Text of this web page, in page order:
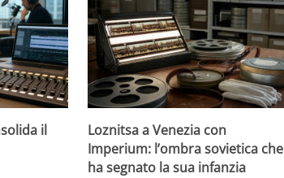
il
Loznitsa a Venezia con
Imperium: l’ombra sovietica che
ha segnato la sua infanzia